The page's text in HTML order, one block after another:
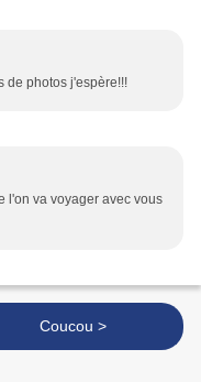
de photos j'espère!!!
l'on va voyager avec vous
Coucou >